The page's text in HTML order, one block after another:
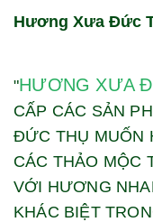
Hương Xưa Đức
"HƯƠNG XƯA
CẤP CÁC SẢN
ĐỨC THỤ MUỐN
CÁC THẢO MỘC
VỚI HƯƠNG
KHÁC BIỆT